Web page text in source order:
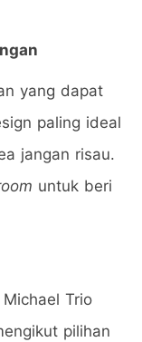
yang dapat
paling ideal
jangan risau.
untuk beri
Trio
pilihan